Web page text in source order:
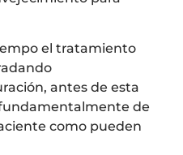
el tratamiento
antes de esta
de
como pueden